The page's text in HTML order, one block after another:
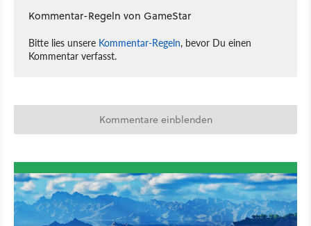
Kommentar-Regeln von GameStar
Bitte lies unsere Kommentar-Regeln, bevor Du einen
Kommentar verfasst.
Kommentare einblenden